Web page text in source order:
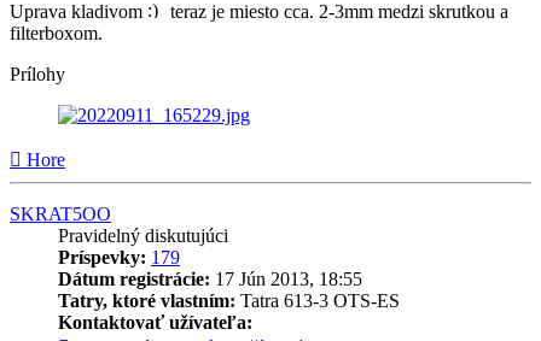
Uprava kladivom
teraz je miesto cca. 2-3mm medzi skrutkou a
filterboxom.
Prílohy
Hore
SKRAT5OO
Pravidelný diskutujúci
Príspevky: 179
Dátum registrácie: 17 Jún 2013, 18:55
Tatry, ktoré vlastním: Tatra 613-3 OTS-ES
Kontaktovať užívateľa: